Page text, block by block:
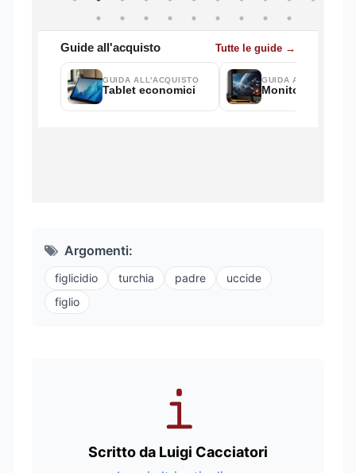
Argomenti:
figlicidio turchia padre
uccide
figlio
Scritto da Luigi Cacciatori